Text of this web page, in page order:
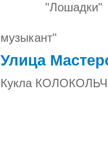
музыкант"
Улица
Кукла